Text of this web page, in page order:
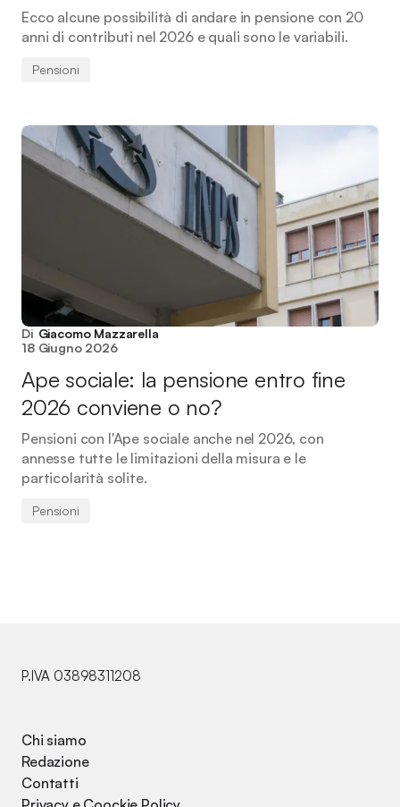
Ecco alcune possibilità di andare in pensione con 20
anni di contributi nel 2026 e quali sono le variabili.
Pensioni
Di Giacomo Mazzarella
18 Giugno 2026
Ape sociale: la pensione entro fine
2026 conviene o no?
Pensioni con l'Ape sociale anche nel 2026, con
annesse tutte le limitazioni della misura e le
particolarità solite.
Pensioni
P.IVA 03898311208
Chi siamo
Redazione
Contatti